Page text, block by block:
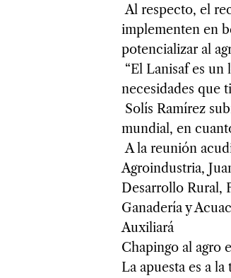
Al respecto, el
implementen en
potencializar al
“El Lanisaf es
necesidades que
Solís Ramírez
mundial, en
A la reunión
Agroindustria,
Desarrollo Rural,
Ganadería y
Auxiliará
Chapingo al agro
La apuesta es a